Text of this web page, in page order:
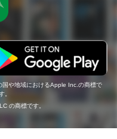
や地域におけるApple Inc.の商標で
。
の商標です。